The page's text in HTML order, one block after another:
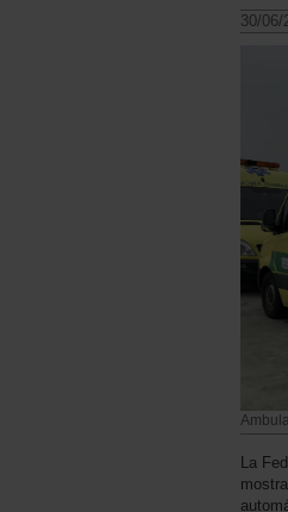
30/06/
La